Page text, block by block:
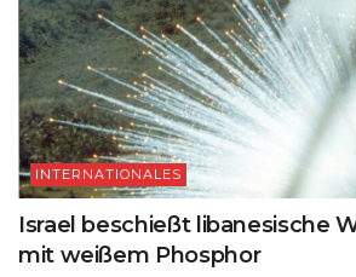
INTERNATIONALES
Israel beschießt libanesische
mit weißem Phosphor